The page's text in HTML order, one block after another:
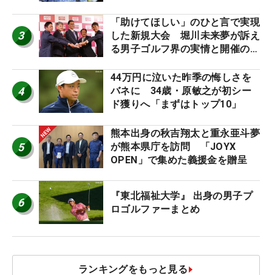
3
「助けてほしい」のひと言で実現
した新規大会 堀川未来夢が訴え
る男子ゴルフ界の実情と開催の舞
4
44万円に泣いた昨季の悔しさを
バネに 34歳・原敏之が初シー
ド獲りへ「まずはトップ10」
5
熊本出身の秋吉翔太と重永亜斗夢
が熊本県庁を訪問 「JOYX
OPEN」で集めた義援金を贈呈
6
『東北福祉大学』 出身の男子プ
ロゴルファーまとめ
ランキングをもっと見る